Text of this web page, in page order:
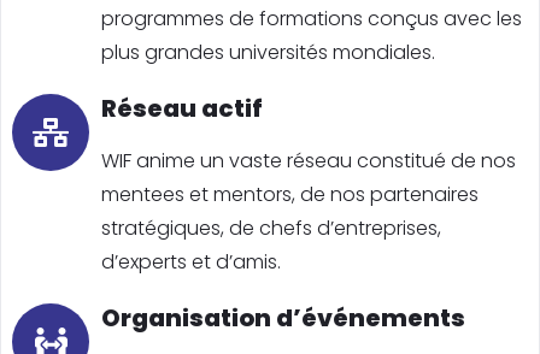
programmes de formations conçus avec les
plus grandes universités mondiales.
Réseau actif
WIF anime un vaste réseau constitué de nos
mentees et mentors, de nos partenaires
stratégiques, de chefs d’entreprises,
d’experts et d’amis.
Organisation d’événements